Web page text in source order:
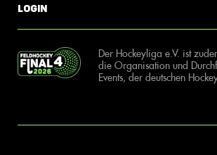
Login
Der Hockeyliga e.V. ist
die Organisation und
Events, der deutschen